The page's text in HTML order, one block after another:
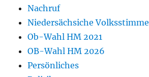
Nachruf
Niedersächsiche Volksstimme
Ob-Wahl HM 2021
OB-Wahl HM 2026
Persönliches